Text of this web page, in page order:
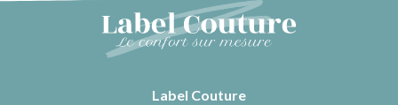
Label Couture